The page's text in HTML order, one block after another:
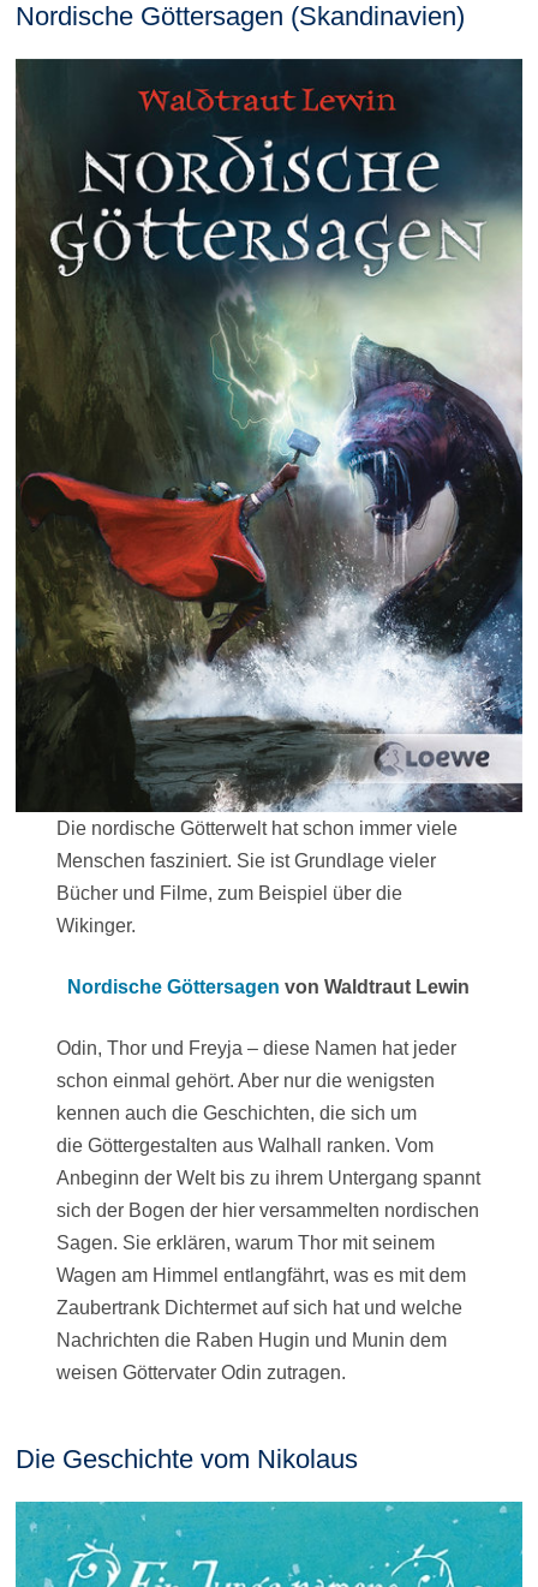
Nordische Göttersagen (Skandinavien)
Die nordische Götterwelt hat schon immer viele
Menschen fasziniert. Sie ist Grundlage vieler
Bücher und Filme, zum Beispiel über die
Wikinger.
Nordische Göttersagen von Waldtraut Lewin
Odin, Thor und Freyja – diese Namen hat jeder
schon einmal gehört. Aber nur die wenigsten
kennen auch die Geschichten, die sich um
die Göttergestalten aus Walhall ranken. Vom
Anbeginn der Welt bis zu ihrem Untergang spannt
sich der Bogen der hier versammelten nordischen
Sagen. Sie erklären, warum Thor mit seinem
Wagen am Himmel entlangfährt, was es mit dem
Zaubertrank Dichtermet auf sich hat und welche
Nachrichten die Raben Hugin und Munin dem
weisen Göttervater Odin zutragen.
Die Geschichte vom Nikolaus